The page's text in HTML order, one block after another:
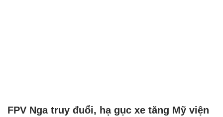
FPV Nga truy đuổi, hạ gục xe tăng Mỹ viện